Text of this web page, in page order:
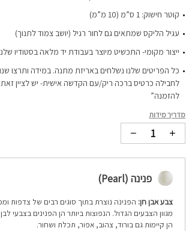
קוטר חישוק: 1 ס”מ (10 מ”מ)
עגיל הליקס שמתאים גם לחור רגיל (יושב צמוד לתנוך)
ייצור מקומי- התכשיט מיוצר בעבודת יד מלאה בסטודיו
כל הפריטים שלנו נשלחים באריזת מתנה. במידה ותרצו
לחבילה כרטיס ברכה ריק/עם הקדשה אישית- יש לציין
להזמנה”
מדריך מידות
פנינה (Pearl)
צבע אבן חן: הפנינה נוצרת בתוך סוגים רבים של צדפות
מגוון הצבעים הגדול. הנפוצות ביותר הן הפנינים בצבעי
הן קיימות גם בורוד, צהוב, אפור, תכלת ושחור.